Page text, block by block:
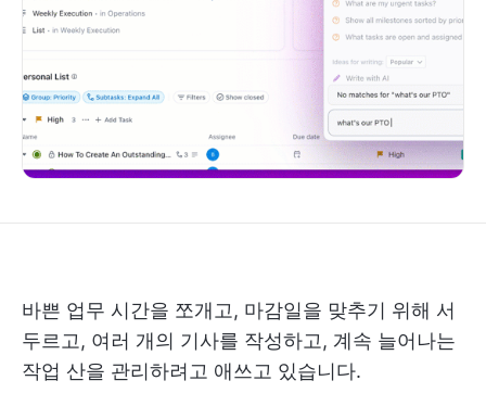
바쁜 업무 시간을 쪼개고, 마감일을 맞추기 위해 서
두르고, 여러 개의 기사를 작성하고, 계속 늘어나는
작업 산을 관리하려고 애쓰고 있습니다.